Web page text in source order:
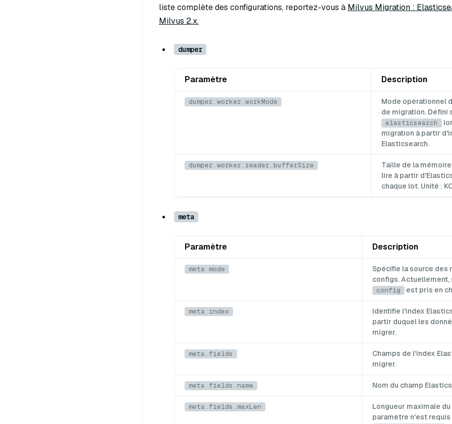
liste complète des configurations, reportez-vous à Milvus Migration :
Milvus 2.x.
dumper
Paramètre Description
dumper.worker.workMode
Mode opérationnel
de migration. Défini
elasticsearch
migration à partir
Elasticsearch.
dumper.worker.reader.bufferSize
Taille de la
lire à partir
chaque lot. Unité :
meta
Paramètre Description
meta.mode
Spécifie la source des
configs. Actuellement,
config est pris en
meta.index
Identifie l'index
partir duquel les
migrer.
meta.fields
Champs de l'index
migrer.
meta.fields.name Nom du champ
meta.fields.maxLen
Longueur maximale du
paramètre n'est requis